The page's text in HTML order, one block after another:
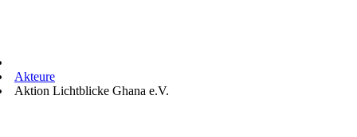
Akteure
Aktion Lichtblicke Ghana e.V.